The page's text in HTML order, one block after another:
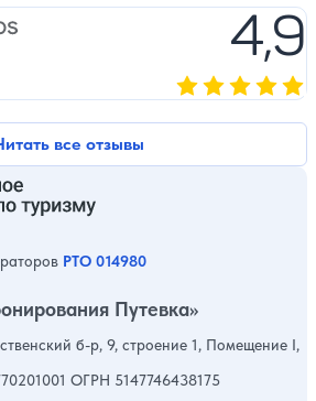
все отзывы
4,9
РТО 014980
Путевка»
б-р, 9, строение 1, Помещение I,
ОГРН 5147746438175